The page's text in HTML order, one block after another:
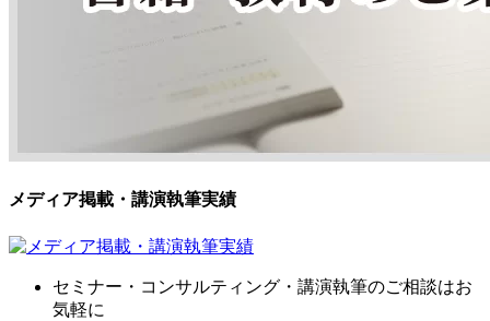
メディア掲載・講演執筆実績
セミナー・ コンサルティング・ 講演執筆のご相談はお
気軽に